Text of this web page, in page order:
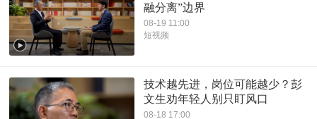
融分离”边界
08-19 11:00
短视频
技术越先进，岗位可能越少？彭
文生劝年轻人别只盯风口
08-18 17:00